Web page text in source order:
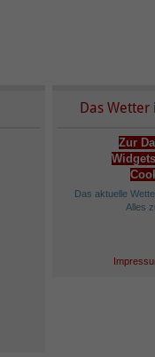
Das Wetter
Zur
Das aktuelle
Alles